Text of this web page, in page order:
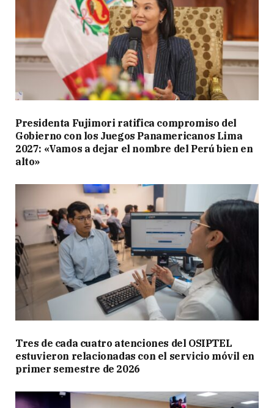
Presidenta Fujimori ratifica compromiso del
Gobierno con los Juegos Panamericanos Lima
2027: «Vamos a dejar el nombre del Perú bien en
alto»
Tres de cada cuatro atenciones del OSIPTEL
estuvieron relacionadas con el servicio móvil en
primer semestre de 2026